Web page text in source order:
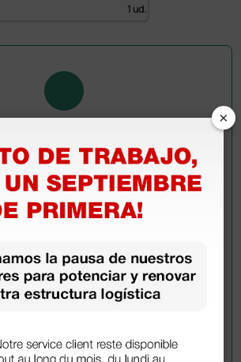
1 ud.
alguna duda? ¿Necesitas más
tu pregunta a los colegas que ya
producto.
×